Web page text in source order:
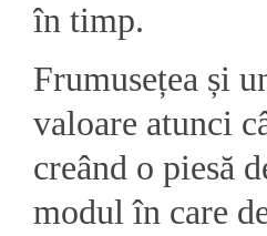
în timp.
Frumusețea și
valoare atunci
creând o piesă
modul în care